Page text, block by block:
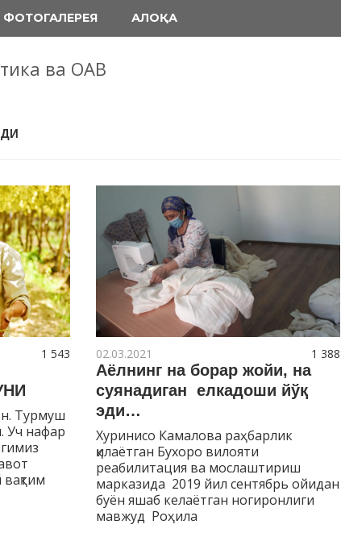
ФОТОГАЛЕРЕЯ АЛОҚА
ва ОАВ
1 543
Турмуш
Уч нафар
1 388
02.03.2021
Аёлнинг на борар жойи, на
суянадиган елкадоши йўқ
эди…
Хуринисо Камалова раҳбарлик
қилаётган Бухоро вилояти
реабилитация ва мослаштириш
марказида 2019 йил сентябрь ойидан
буён яшаб келаётган ногиронлиги
мавжуд Роҳила